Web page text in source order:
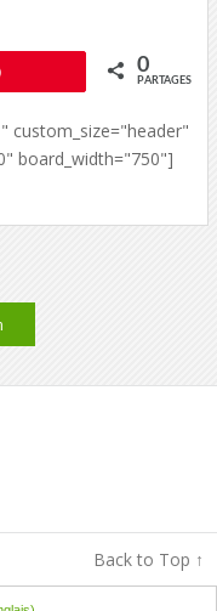
0
PARTAGES
custom_size="header"
board_width="750"]
Back to Top ↑